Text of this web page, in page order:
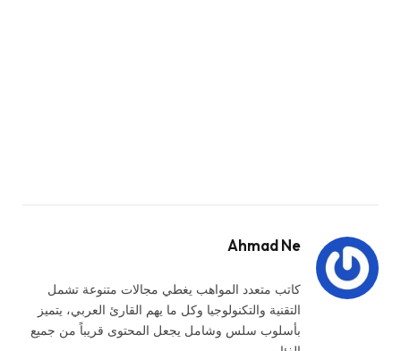
Ahmad Ne
كاتب متعدد المواهب يغطي مجالات متنوعة تشمل
التقنية والتكنولوجيا وكل ما يهم القارئ العربي، يتميز
بأسلوب سلس وشامل يجعل المحتوى قريباً من جميع